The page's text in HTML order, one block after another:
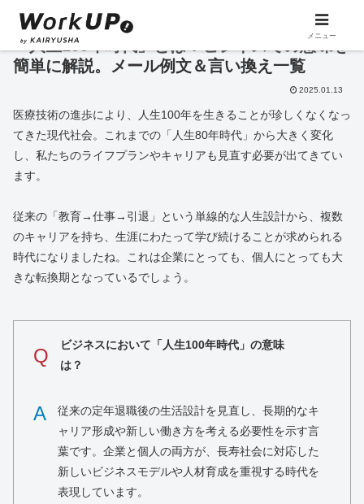
「人生100年時代」とは？ビジネスでの意味を
簡単に解説。メール例文＆言い換え一覧
2025.01.13
医療技術の進歩により、人生100年を生きることが珍しくなくなっ
てきた現代社会。これまでの「人生80年時代」から大きく変化
し、私たちのライフプランやキャリアも見直す必要が出てきてい
ます。
従来の「教育→仕事→引退」という単線的な人生設計から、複数
のキャリアを持ち、生涯にわたって学び続けることが求められる
時代になりましたね。これは企業にとっても、個人にとっても大
きな転換期となっているでしょう。
Q
ビジネスにおいて「人生100年時代」の意味
は？
A
従来の定年退職後の生活設計を見直し、長期的なキ
ャリア形成や新しい働き方を考える必要性を示す言
葉です。企業と個人の両方が、長寿社会に対応した
新しいビジネスモデルや人材育成を重視する時代を
表現しています。
メニュー